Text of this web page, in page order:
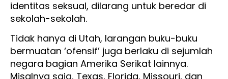
identitas seksual, dilarang untuk beredar di
sekolah-sekolah.
Tidak hanya di Utah, larangan buku-buku
bermuatan ‘ofensif’ juga berlaku di sejumlah
negara bagian Amerika Serikat lainnya.
Misalnya saja, Texas, Florida, Missouri, dan